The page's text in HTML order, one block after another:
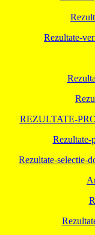
Rezultate-
REZULTATE-
Rezultate-
Rezultate-selectie-